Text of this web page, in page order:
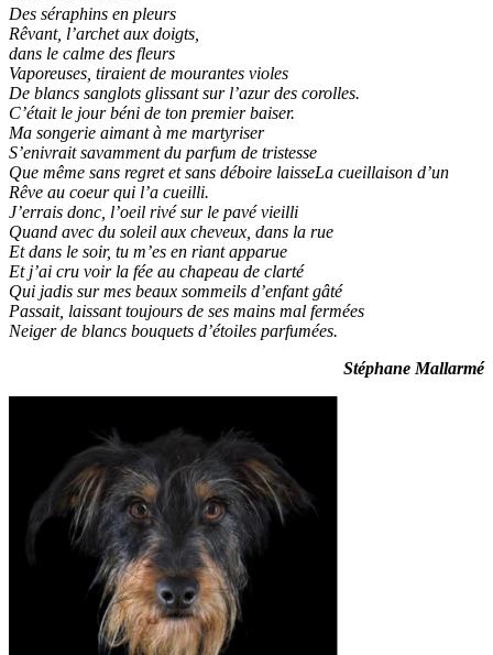
Des séraphins en pleurs
Rêvant, l’archet aux doigts,
dans le calme des fleurs
Vaporeuses, tiraient de mourantes violes
De blancs sanglots glissant sur l’azur des corolles.
C’était le jour béni de ton premier baiser.
Ma songerie aimant à me martyriser
S’enivrait savamment du parfum de tristesse
Que même sans regret et sans déboire laisseLa cueillaison d’un
Rêve au coeur qui l’a cueilli.
J’errais donc, l’oeil rivé sur le pavé vieilli
Quand avec du soleil aux cheveux, dans la rue
Et dans le soir, tu m’es en riant apparue
Et j’ai cru voir la fée au chapeau de clarté
Qui jadis sur mes beaux sommeils d’enfant gâté
Passait, laissant toujours de ses mains mal fermées
Neiger de blancs bouquets d’étoiles parfumées.
Stéphane Mallarmé